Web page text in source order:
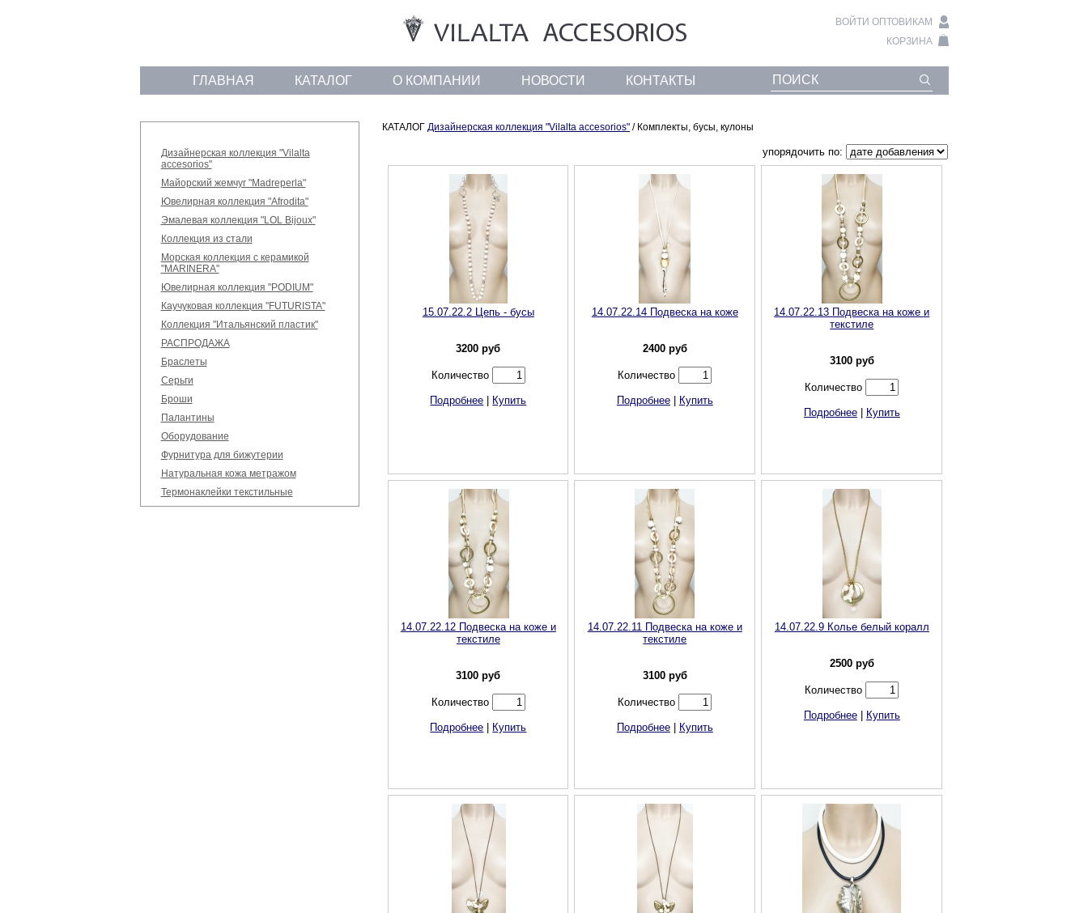
ВОЙТИ ОПТОВИКАМ
КОРЗИНА
ГЛАВНАЯ КАТАЛОГ О КОМПАНИИ НОВОСТИ КОНТАКТЫ
Дизайнерская коллекция "Vilalta
accesorios"
Майорский жемчуг "Madreperla"
Ювелирная коллекция "Afrodita"
Эмалевая коллекция "LOL Bijoux"
Коллекция из стали
Морская коллекция с керамикой
"MARINERA"
Ювелирная коллекция "PODIUM"
Каучуковая коллекция "FUTURISTA"
Коллекция "Итальянский пластик"
РАСПРОДАЖА
Браслеты
Серьги
Броши
Палантины
Оборудование
Фурнитура для бижутерии
Натуральная кожа метражом
Термонаклейки текстильные
КАТАЛОГДизайнерская коллекция "Vilalta accesorios" / Комплекты, бусы, кулоны
упорядочить по:
15.07.22.2 Цепь - бусы
3200 руб
Количество
Подробнее Купить
14.07.22.14 Подвеска на коже
2400руб
Количество
Подробнее| Купить
14.07.22.13 Подвеска на коже и
текстиле
3100руб
Количество
Подробнее| Купить
14.07.22.12 Подвеска на коже и
текстиле
3100 руб
Количество
Подробнее Купить
14.07.22.11 Подвеска на коже и
текстиле
3100руб
Количество
Подробнее| Купить
14.07.22.9 Колье белый коралл
2500руб
Количество
Подробнее| Купить